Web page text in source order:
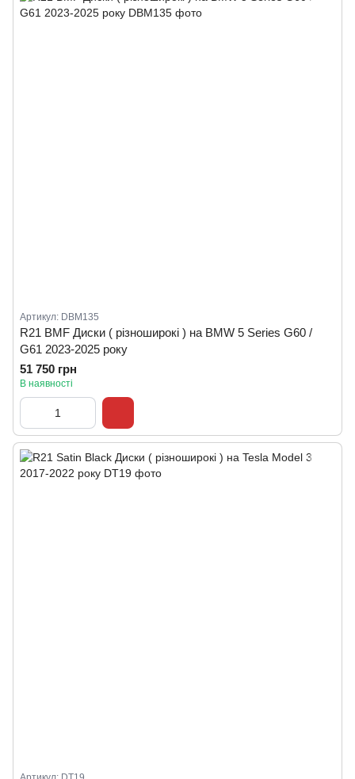
Артикул: DBM135
R21 BMF Диски ( різноширокі ) на BMW 5 Series G60 /
G61 2023-2025 року
51 750 грн
В наявності